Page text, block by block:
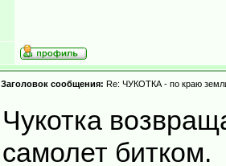
Заголовок сообщения: Re: ЧУКОТКА - по краю
Чукотка
самолет битком.